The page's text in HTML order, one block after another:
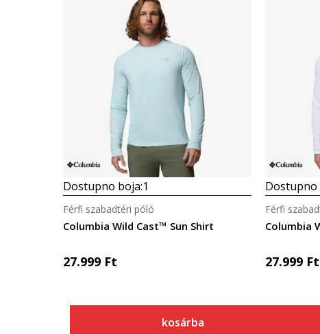
Dostupno boja:1
Columbia Wild Cast™ Sun Shirt
Férfi szabadtéri póló
27.999 Ft
kosárba
Dostupno
Columbia
Férfi
27.999 Ft